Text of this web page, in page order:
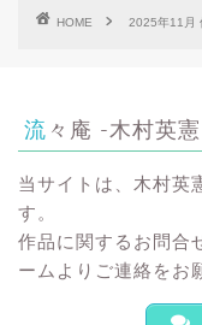
HOME 2025年11月
流々庵 -木村英
当サイトは、木村英
す。
作品に関するお問合
ームよりご連絡をお